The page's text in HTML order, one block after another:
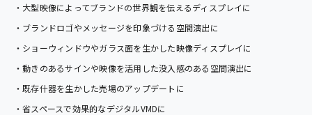
・大型映像によってブランドの世界観を伝えるディスプレイに
・ブランドロゴやメッセージを印象づける空間演出に
・ショーウィンドウやガラス面を生かした映像ディスプレイに
・動きのあるサインや映像を活用した没入感のある空間演出に
・既存什器を生かした売場のアップデートに
・省スペースで効果的なデジタルVMDに